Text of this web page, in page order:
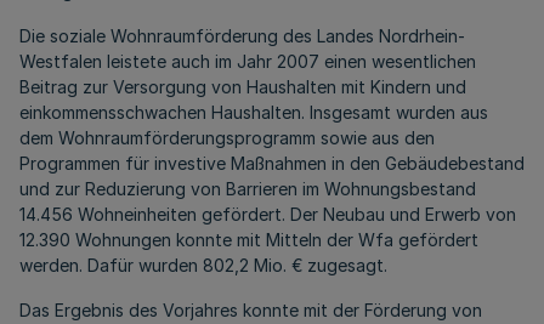
Die soziale Wohnraumförderung des Landes Nordrhein-
Westfalen leistete auch im Jahr 2007 einen wesentlichen
Beitrag zur Versorgung von Haushalten mit Kindern und
einkommensschwachen Haushalten. Insgesamt wurden aus
dem Wohnraumförderungsprogramm sowie aus den
Programmen für investive Maßnahmen in den Gebäudebestand
und zur Reduzierung von Barrieren im Wohnungsbestand
14.456 Wohneinheiten gefördert. Der Neubau und Erwerb von
12.390 Wohnungen konnte mit Mitteln der Wfa gefördert
werden. Dafür wurden 802,2 Mio. € zugesagt.
Das Ergebnis des Vorjahres konnte mit der Förderung von